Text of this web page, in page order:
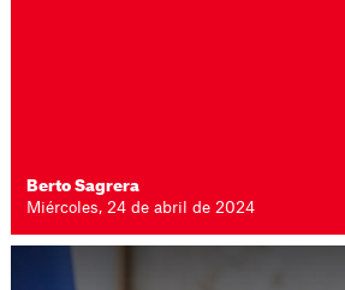
Berto Sagrera
Miércoles, 24 de abril de 2024